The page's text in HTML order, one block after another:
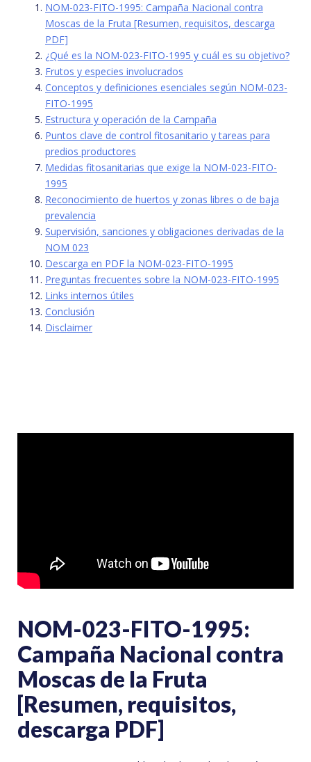
NOM-023-FITO-1995: Campaña Nacional contra
Moscas de la Fruta [Resumen, requisitos, descarga
PDF]
¿Qué es la NOM-023-FITO-1995 y cuál es su objetivo?
Frutos y especies involucrados
Conceptos y definiciones esenciales según NOM-023-
FITO-1995
Estructura y operación de la Campaña
Puntos clave de control fitosanitario y tareas para
predios productores
Medidas fitosanitarias que exige la NOM-023-FITO-
1995
Reconocimiento de huertos y zonas libres o de baja
prevalencia
Supervisión, sanciones y obligaciones derivadas de la
NOM 023
Descarga en PDF la NOM-023-FITO-1995
Preguntas frecuentes sobre la NOM-023-FITO-1995
Links internos útiles
Conclusión
Disclaimer
NOM-023-FITO-1995:
Campaña Nacional contra
Moscas de la Fruta
[Resumen, requisitos,
descarga PDF]